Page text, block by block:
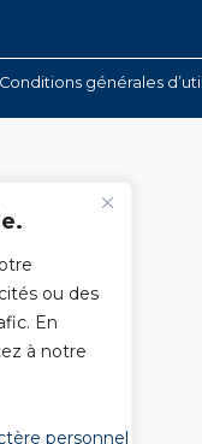
ou des
En
à notre
personnel
Conditions générales